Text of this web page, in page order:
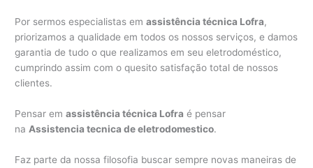
Por sermos especialistas emassistência técnica Lofra,
priorizamos a qualidade em todos os nossos serviços, e damos
garantia de tudo o que realizamos em seu eletrodoméstico,
cumprindo assim com o quesito satisfação total de nossos
clientes.
Pensar emassistência técnica Lofra é pensar
na Assistencia tecnica de eletrodomestico.
Faz parte da nossa filosofia buscar sempre novas maneiras de